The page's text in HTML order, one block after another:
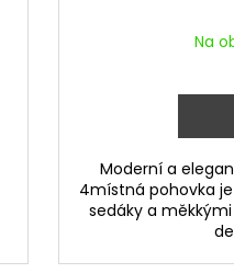
Na
Moderní a
4místná pohovka
sedáky a